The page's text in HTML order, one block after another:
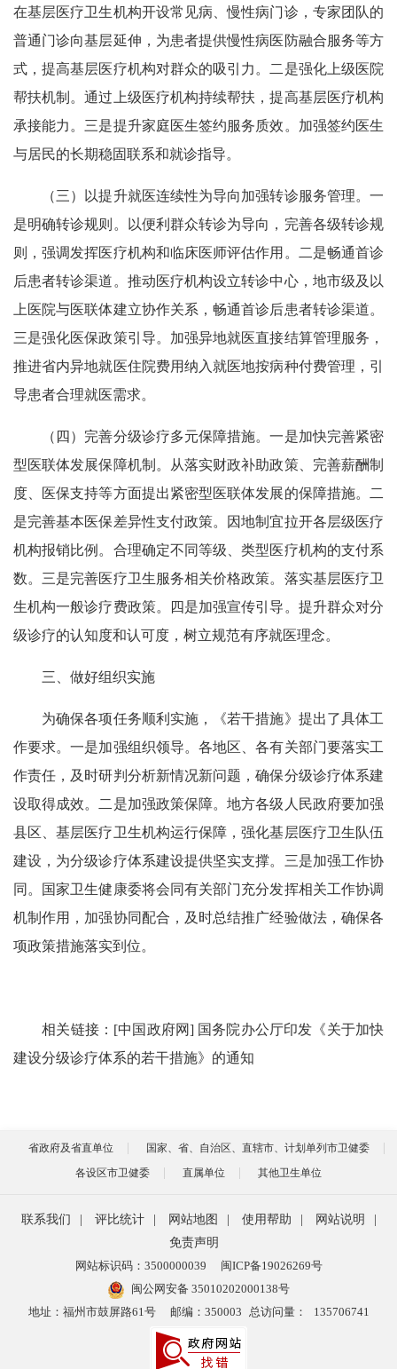
在基层医疗卫生机构开设常见病、慢性病门诊，专家团队的
普通门诊向基层延伸，为患者提供慢性病医防融合服务等方
式，提高基层医疗机构对群众的吸引力。二是强化上级医院
帮扶机制。通过上级医疗机构持续帮扶，提高基层医疗机构
承接能力。三是提升家庭医生签约服务质效。加强签约医生
与居民的长期稳固联系和就诊指导。
（三）以提升就医连续性为导向加强转诊服务管理。一
是明确转诊规则。以便利群众转诊为导向，完善各级转诊规
则，强调发挥医疗机构和临床医师评估作用。二是畅通首诊
后患者转诊渠道。推动医疗机构设立转诊中心，地市级及以
上医院与医联体建立协作关系，畅通首诊后患者转诊渠道。
三是强化医保政策引导。加强异地就医直接结算管理服务，
推进省内异地就医住院费用纳入就医地按病种付费管理，引
导患者合理就医需求。
（四）完善分级诊疗多元保障措施。一是加快完善紧密
型医联体发展保障机制。从落实财政补助政策、完善薪酬制
度、医保支持等方面提出紧密型医联体发展的保障措施。二
是完善基本医保差异性支付政策。因地制宜拉开各层级医疗
机构报销比例。合理确定不同等级、类型医疗机构的支付系
数。三是完善医疗卫生服务相关价格政策。落实基层医疗卫
生机构一般诊疗费政策。四是加强宣传引导。提升群众对分
级诊疗的认知度和认可度，树立规范有序就医理念。
三、做好组织实施
为确保各项任务顺利实施，《若干措施》提出了具体工
作要求。一是加强组织领导。各地区、各有关部门要落实工
作责任，及时研判分析新情况新问题，确保分级诊疗体系建
设取得成效。二是加强政策保障。地方各级人民政府要加强
县区、基层医疗卫生机构运行保障，强化基层医疗卫生队伍
建设，为分级诊疗体系建设提供坚实支撑。三是加强工作协
同。国家卫生健康委将会同有关部门充分发挥相关工作协调
机制作用，加强协同配合，及时总结推广经验做法，确保各
项政策措施落实到位。
相关链接：[中国政府网] 国务院办公厅印发《关于加快
建设分级诊疗体系的若干措施》的通知
省政府及省直单位
国家、省、自治区、直辖市、计划单列市卫健委
各设区市卫健委
直属单位 其他卫生单位
联系我们 评比统计 网站地图 使用帮助 网站说明
免责声明
网站标识码：3500000039
闽ICP备19026269号
闽公网安备 35010202000138号
地址：福州市鼓屏路61号
邮编：350003 总访问量： 135706741